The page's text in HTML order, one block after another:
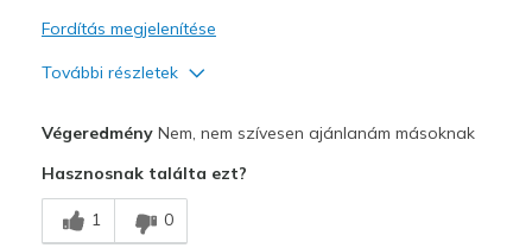
Fordítás megjelenítése
További részletek
Kontra
Poor Cushioning
VégeredményNem, nem szívesen ajánlanám másoknak
Hasznosnak találta ezt?
1 0